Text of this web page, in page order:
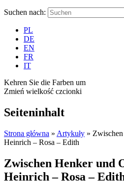
Suchen nach:
PL
DE
EN
FR
IT
Kehren Sie die Farben um
Zmień wielkość czcionki
Seiteninhalt
Strona główna » Artykuły »
Heinrich – Rosa – Edith
Zwischen Henker und
Heinrich – Rosa –